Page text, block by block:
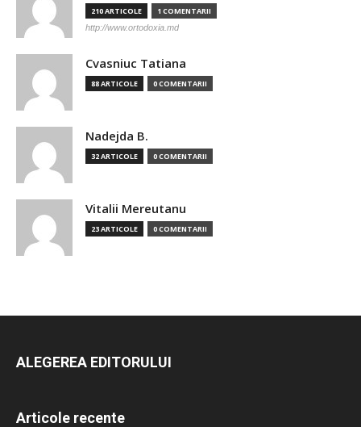
210 ARTICOLE 1 COMENTARII
http://www.ortodoxia.md
Cvasniuc Tatiana
88 ARTICOLE 0 COMENTARII
Nadejda B.
32 ARTICOLE 0 COMENTARII
Vitalii Mereutanu
23 ARTICOLE 0 COMENTARII
ALEGEREA EDITORULUI
Articole recente